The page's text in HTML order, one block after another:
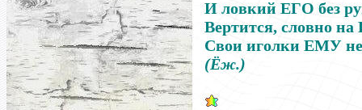
И ловкий ЕГО без
Вертится, словно на
Свои иголки ЕМУ
(Ёж.)